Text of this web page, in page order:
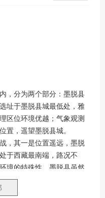
，分为两个部分：墨脱县
址于墨脱县城最低处，雅
区位环境优越；气象观测
置，遥望墨脱县城。
，其一是位置遥远，墨脱
于西藏最南端，路况不
境的特殊性，墨脱县虽然
米，最低处海拔甚至只
量充沛，全年潮湿多雨，为